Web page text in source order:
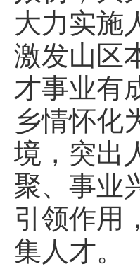
大力实施
激发山区
才事业有
乡情怀化
境，突出
聚、事业
引领作用
集人才。